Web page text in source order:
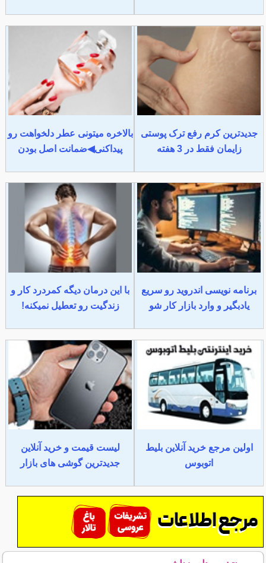
جدیدترین کرم رفع ترک پوستی
زایمان فقط در 3 هفته
بالاخره میتونی عطر دلخواهت رو
پیداکنی◀ضمانت اصل بودن
برنامه نویسی اندروید رو سریع
یادبگیر و وارد بازار کار شو
با این درمان دیگه کمردرد کار و
زندگیت رو تعطیل نمیکنه!
اولین مرجع خرید آنلاین بلیط
اتوبوس
لیست قیمت و خرید آنلاین
جدیدترین گوشی های بازار